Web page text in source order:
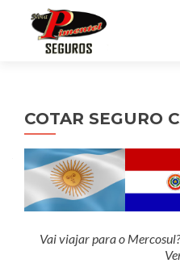
COTAR SEGURO
Vai viajar para o